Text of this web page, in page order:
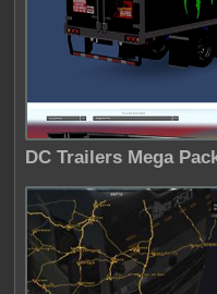
DC Trailers Mega